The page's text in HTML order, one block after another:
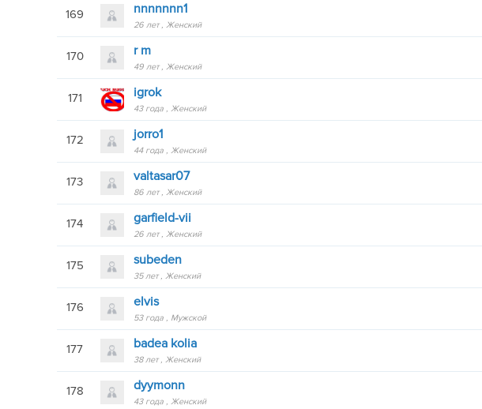
169 nnnnnnn1
26 лет Женский
170 r m
49 лет Женский
171 igrok
43 года Женский
172 jorro1
44 года Женский
173 valtasar07
86 лет Женский
174 garfield-vii
26 лет Женский
175 subeden
35 лет Женский
176 elvis
53 года Мужской
177 badea kolia
38 лет Женский
178 dyymonn
43 года Женский